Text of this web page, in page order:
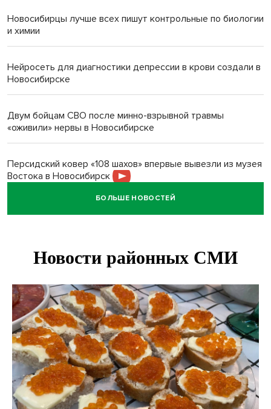
Новосибирцы лучше всех пишут контрольные по биологии
и химии
Нейросеть для диагностики депрессии в крови создали в
Новосибирске
Двум бойцам СВО после минно-взрывной травмы
«оживили» нервы в Новосибирске
Персидский ковер «108 шахов» впервые вывезли из музея
Востока в Новосибирск
Актриса из Новосибирска Евгения Туркова сыграла мать
Трех туберкулезников под конвоем доставили в
В Новосибирске курьер на велосипеде сломал ребенку
ключицу
Условный срок получил бердский подросток за
мошенничество на 3,5 миллиона
БОЛЬШЕ НОВОСТЕЙ